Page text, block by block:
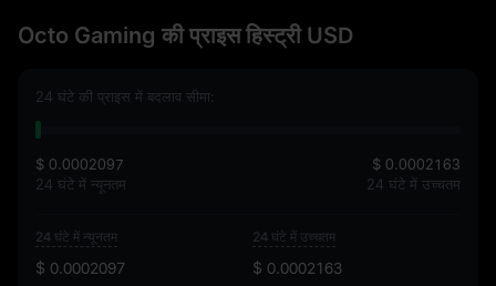
Octo Gaming की प्राइस हिस्ट्री USD
24 घंटे की प्राइस में बदलाव सीमा:
$ 0.0002097
24 घंटे में न्यूनतम
$ 0.0002163
24 घंटे में उच्चतम
24 घंटे में न्यूनतम
$ 0.0002097
24 घंटे में उच्चतम
$ 0.0002163